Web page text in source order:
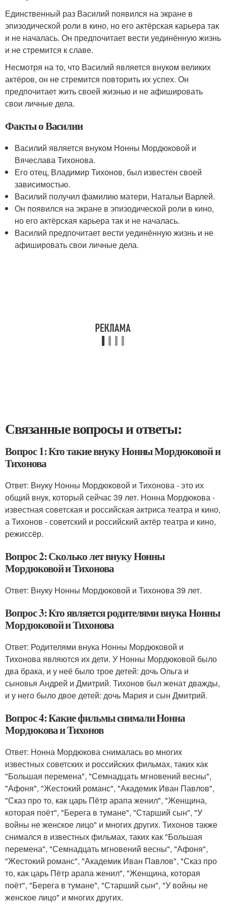
Единственный раз Василий появился на экране в
эпизодической роли в кино, но его актёрская карьера так
и не началась. Он предпочитает вести уединённую жизнь
и не стремится к славе.
Несмотря на то, что Василий является внуком великих
актёров, он не стремится повторить их успех. Он
предпочитает жить своей жизнью и не афишировать
свои личные дела.
Факты о Василии
Василий является внуком Нонны Мордюковой и
Вячеслава Тихонова.
Его отец, Владимир Тихонов, был известен своей
зависимостью.
Василий получил фамилию матери, Натальи Варлей.
Он появился на экране в эпизодической роли в кино,
но его актёрская карьера так и не началась.
Василий предпочитает вести уединённую жизнь и не
афишировать свои личные дела.
Связанные вопросы и ответы:
Вопрос 1: Кто такие внуку Нонны Мордюковой и
Тихонова
Ответ: Внуку Нонны Мордюковой и Тихонова - это их
общий внук, который сейчас 39 лет. Нонна Мордюкова -
известная советская и российская актриса театра и кино,
а Тихонов - советский и российский актёр театра и кино,
режиссёр.
Вопрос 2: Сколько лет внуку Нонны
Мордюковой и Тихонова
Ответ: Внуку Нонны Мордюковой и Тихонова 39 лет.
Вопрос 3: Кто является родителями внука Нонны
Мордюковой и Тихонова
Ответ: Родителями внука Нонны Мордюковой и
Тихонова являются их дети. У Нонны Мордюковой было
два брака, и у неё было трое детей: дочь Ольга и
сыновья Андрей и Дмитрий. Тихонов был женат дважды,
и у него было двое детей: дочь Мария и сын Дмитрий.
Вопрос 4: Какие фильмы снимали Нонна
Мордюкова и Тихонов
Ответ: Нонна Мордюкова снималась во многих
известных советских и российских фильмах, таких как
"Большая перемена", "Семнадцать мгновений весны",
"Афоня", "Жестокий романс", "Академик Иван Павлов",
"Сказ про то, как царь Пётр арапа женил", "Женщина,
которая поёт", "Берега в тумане", "Старший сын", "У
войны не женское лицо" и многих других. Тихонов также
снимался в известных фильмах, таких как "Большая
перемена", "Семнадцать мгновений весны", "Афоня",
"Жестокий романс", "Академик Иван Павлов", "Сказ про
то, как царь Пётр арапа женил", "Женщина, которая
поёт", "Берега в тумане", "Старший сын", "У войны не
женское лицо" и многих других.